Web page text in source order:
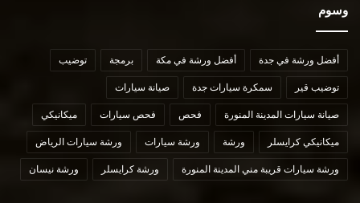
وسوم
أفضل ورشة في جدة أفضل ورشة في مكة برمجة توضيب
توضيب قير سمكرة سيارات جدة صيانة سيارات
صيانة سيارات المدينة المنورة فحص فحص سيارات ميكانيكي
ميكانيكي كرايسلر ورشة ورشة سيارات ورشة سيارات الرياض
ورشة سيارات قريبة مني المدينة المنورة ورشة كرايسلر ورشة نيسان